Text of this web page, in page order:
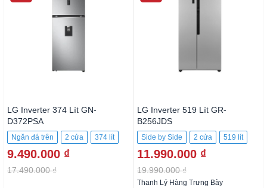
LG Inverter 374 Lít GN-
D372PSA
Ngăn đá trên 2 cửa 374 lít
9.490.000 ₫
17.490.000 ₫
LG Inverter 519 Lít GR-
B256JDS
Side by Side 2 cửa 519 lít
11.990.000 ₫
19.990.000 ₫
Thanh Lý Hàng Trưng Bày